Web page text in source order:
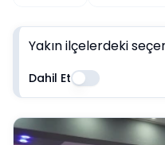
Yakın ilçelerdeki
Dahil Et